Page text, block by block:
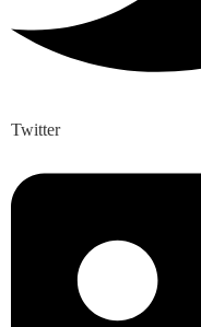
Twitter